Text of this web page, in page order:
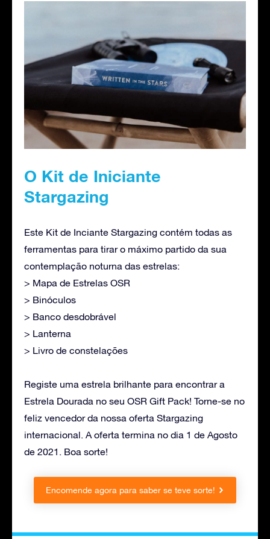
O Kit de Iniciante
Stargazing
Este Kit de Inciante Stargazing contém todas as
ferramentas para tirar o máximo partido da sua
contemplação noturna das estrelas:
> Mapa de Estrelas OSR
> Binóculos
> Banco desdobrável
> Lanterna
> Livro de constelações
Registe uma estrela brilhante para encontrar a
Estrela Dourada no seu OSR Gift Pack! Torne-se no
feliz vencedor da nossa oferta Stargazing
internacional. A oferta termina no dia 1 de Agosto
de 2021. Boa sorte!
Encomende agora para saber se teve sorte!